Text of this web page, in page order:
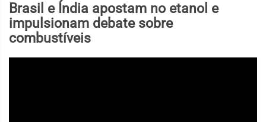
Brasil e Índia apostam no etanol e
impulsionam debate sobre
combustíveis